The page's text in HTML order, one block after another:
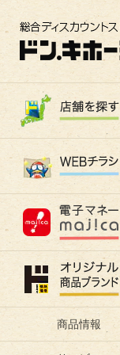
商品情報